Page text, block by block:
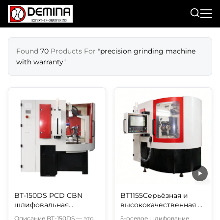
Found 70 Products For "precision grinding machine
with warranty"
BT-150DS PCD CBN
шлифовальная
машина, подходящая
Описание BT-150DS — это
BT1155Серьёзная и
высококачественная 5-
осевая CNC-мольная
5-осевое шлифование